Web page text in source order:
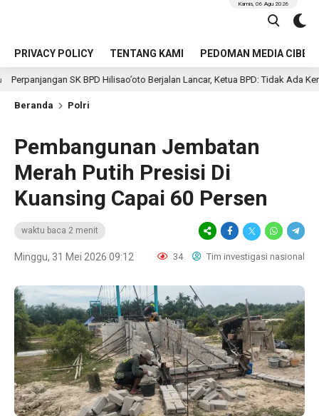
PRIVACY POLICY TENTANG KAMI PEDOMAN MEDIA CIBER
Kamis, 06 Agu 2026
BPD Hilisao’oto Berjalan Lancar, Ketua BPD: Tidak Ada Kendala
Beranda Polri
Pembangunan Jembatan
Merah Putih Presisi Di
Kuansing Capai 60 Persen
waktu baca 2 menit
Minggu, 31 Mei 2026 09:12 34 Tim investigasi nasional